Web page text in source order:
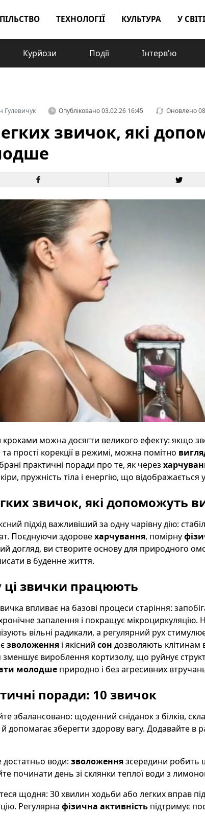
ТЕХНОЛОГІЇ КУЛЬТУРА У СВІТІ
Курйози Події Інтерв'ю
Гулевичук Опубліковано03.02.26 16:45 Оновлено
звичок, які
можна досягти великого ефекту: якщо
прості корекції в режимі, можна помітно
практичні поради про те, як через
пружність тіла і енергію, що відображається
звичок, які допоможуть
підхід важливіший за одну чарівну дію:
Поєднуючи здоровехарчування, помірну
догляд, ви створите основу для природного
в буденне життя.
ці звички працюють
впливає на базові процеси старіння:
запалення і покращує мікроциркуляцію.
вільні радикали, а регулярний рух
зволоженняі якісний сон дозволяють клітинам
зменшує вироблення кортизолу, що руйнує
молодшеприродно і без агресивних
поради: 10 звичок
збалансовано: щоденний сніданок з білків,
допомагає зберегти здорову вагу. Додавайте в
достатньо води: зволоженнязсередини робить
починати день зі склянки теплої води з
щодня: 30 хвилин ходьби або легких вправ
Регулярна фізична активністьпідтримує